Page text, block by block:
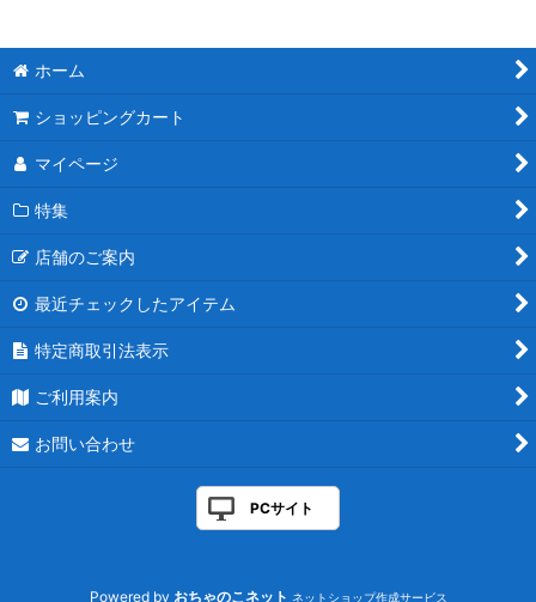
並び順:
ホーム
ショッピングカート
マイページ
特集
店舗のご案内
最近チェックしたアイテム
特定商取引法表示
ご利用案内
お問い合わせ
PCサイト
Powered by おちゃのこネット ネットショップ作成サービス